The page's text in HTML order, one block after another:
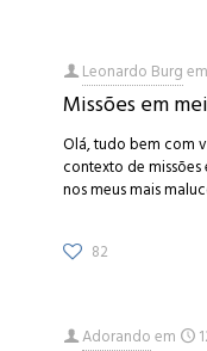
Leonardo Burgem
Missões em
Olá, tudo bem com
contexto de
nos meus mais
82
Adorandoem